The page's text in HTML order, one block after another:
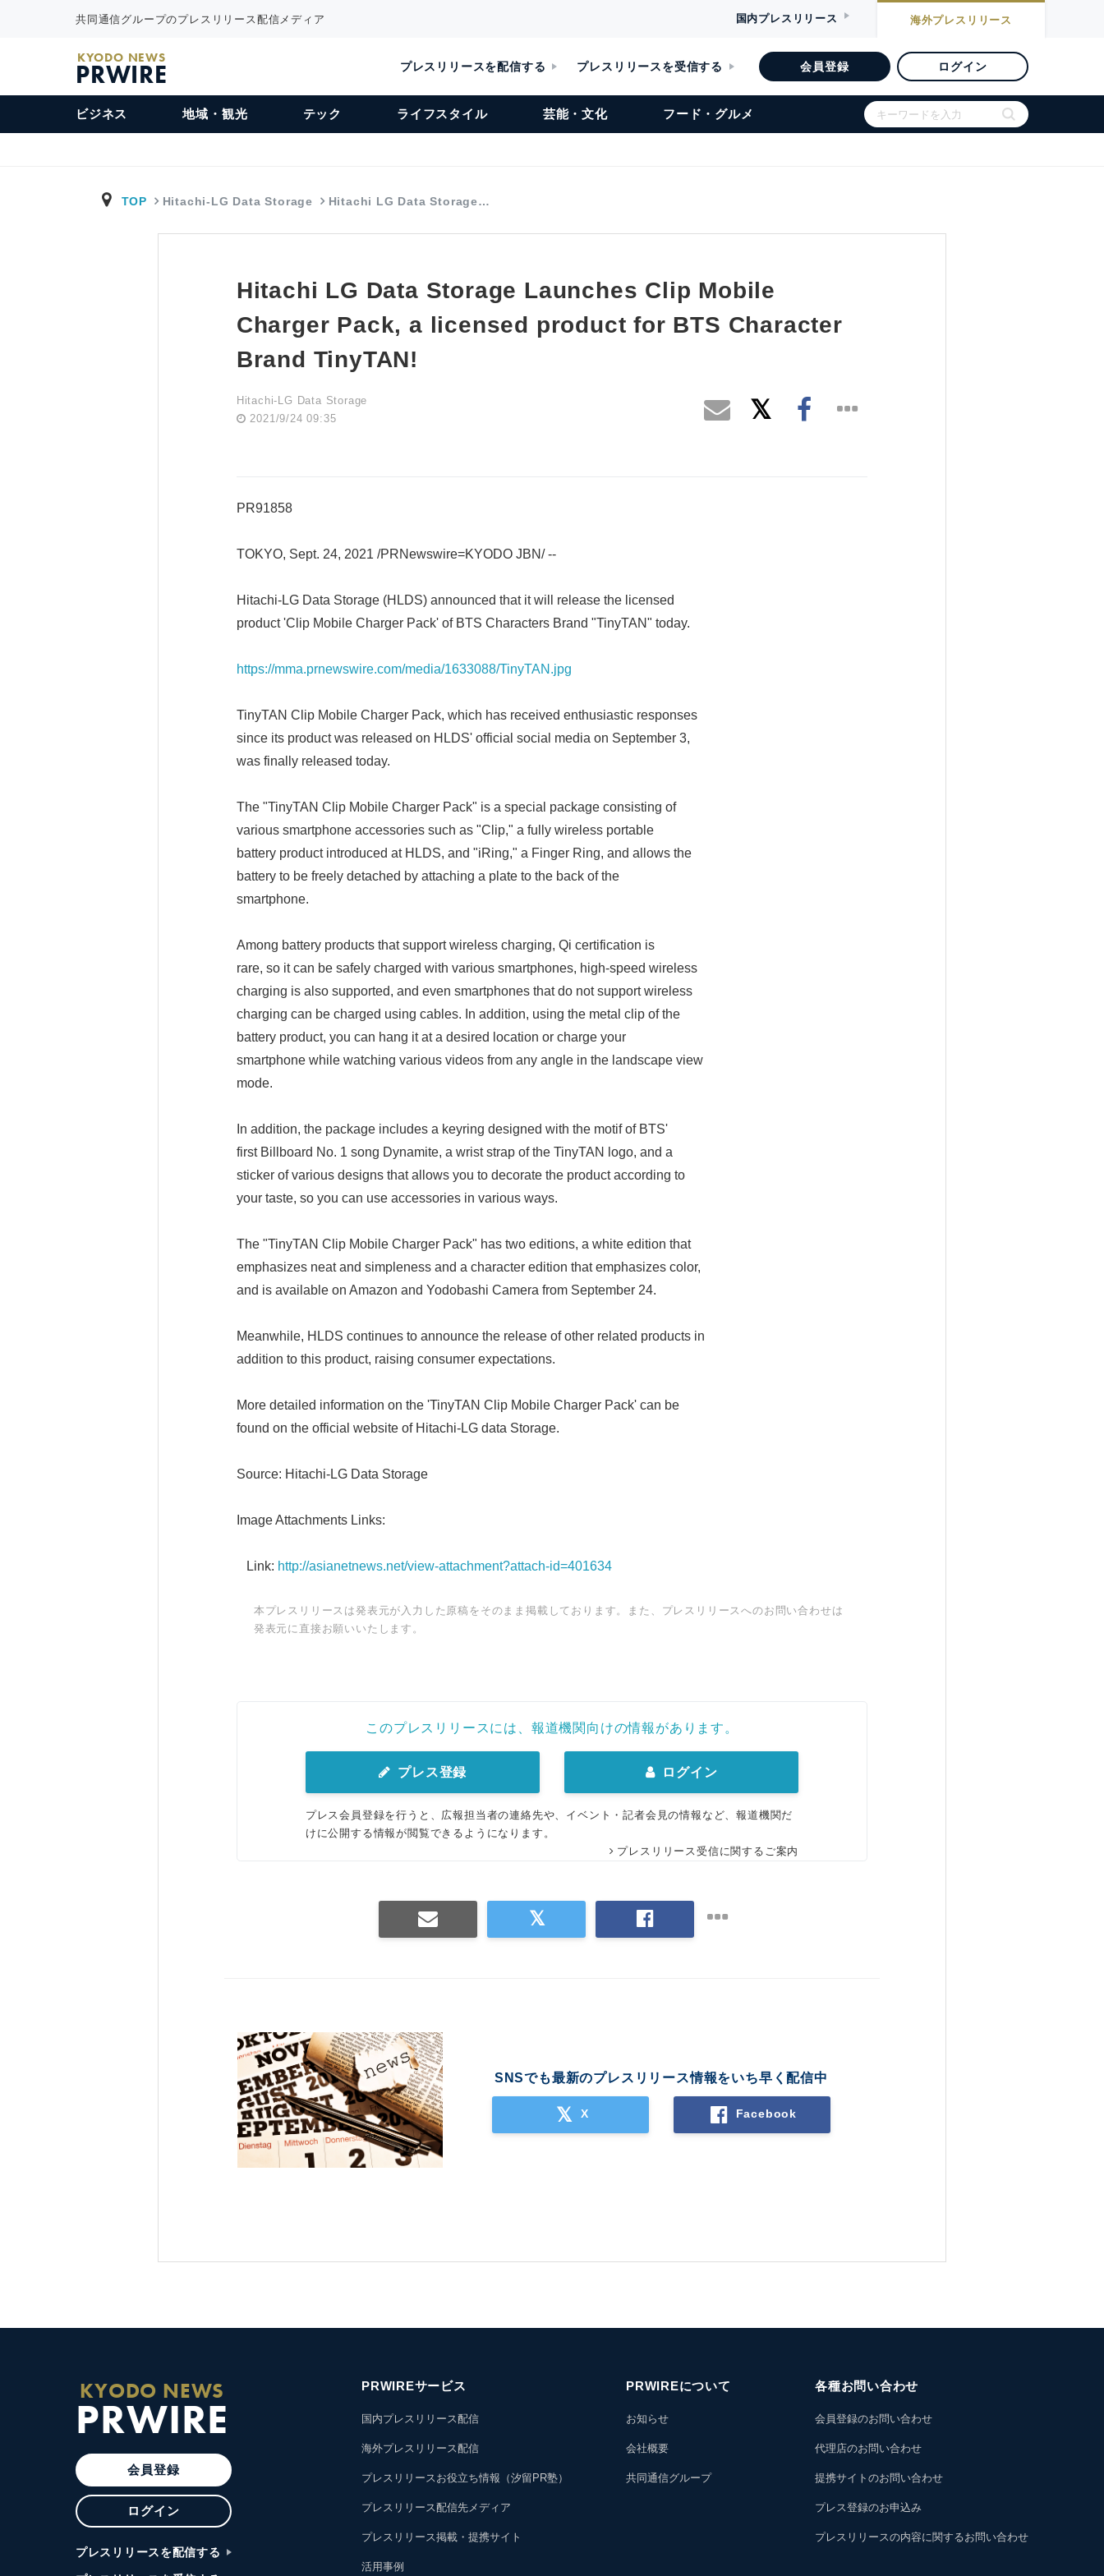
共同通信グループのプレスリリース配信メディア 国内プレスリリース 海外プレスリリース
KYODO NEWS
PRWIRE プレスリリースを配信する プレスリリースを受信する 会員登録 ログイン
ビジネス 地域・観光 テック ライフスタイル 芸能・文化 フード・グルメ
TOP Hitachi-LG Data Storage Hitachi LG Data Storage…
Hitachi LG Data Storage Launches Clip Mobile
Charger Pack, a licensed product for BTS Character
Brand TinyTAN!
Hitachi-LG Data Storage
2021/9/24 09:35
PR91858
TOKYO, Sept. 24, 2021 /PRNewswire=KYODO JBN/ --
Hitachi-LG Data Storage (HLDS) announced that it will release the licensed
product 'Clip Mobile Charger Pack' of BTS Characters Brand "TinyTAN" today.
https://mma.prnewswire.com/media/1633088/TinyTAN.jpg
TinyTAN Clip Mobile Charger Pack, which has received enthusiastic responses
since its product was released on HLDS' official social media on September 3,
was finally released today.
The "TinyTAN Clip Mobile Charger Pack" is a special package consisting of
various smartphone accessories such as "Clip," a fully wireless portable
battery product introduced at HLDS, and "iRing," a Finger Ring, and allows the
battery to be freely detached by attaching a plate to the back of the
smartphone.
Among battery products that support wireless charging, Qi certification is
rare, so it can be safely charged with various smartphones, high-speed wireless
charging is also supported, and even smartphones that do not support wireless
charging can be charged using cables. In addition, using the metal clip of the
battery product, you can hang it at a desired location or charge your
smartphone while watching various videos from any angle in the landscape view
mode.
In addition, the package includes a keyring designed with the motif of BTS'
first Billboard No. 1 song Dynamite, a wrist strap of the TinyTAN logo, and a
sticker of various designs that allows you to decorate the product according to
your taste, so you can use accessories in various ways.
The "TinyTAN Clip Mobile Charger Pack" has two editions, a white edition that
emphasizes neat and simpleness and a character edition that emphasizes color,
and is available on Amazon and Yodobashi Camera from September 24.
Meanwhile, HLDS continues to announce the release of other related products in
addition to this product, raising consumer expectations.
More detailed information on the 'TinyTAN Clip Mobile Charger Pack' can be
found on the official website of Hitachi-LG data Storage.
Source: Hitachi-LG Data Storage
Image Attachments Links:
Link: http://asianetnews.net/view-attachment?attach-id=401634
本プレスリリースは発表元が入力した原稿をそのまま掲載しております。また、プレスリリースへのお問い合わせは
発表元に直接お願いいたします。
このプレスリリースには、報道機関向けの情報があります。
プレス登録 ログイン
プレス会員登録を行うと、広報担当者の連絡先や、イベント・記者会見の情報など、報道機関だ
けに公開する情報が閲覧できるようになります。
プレスリリース受信に関するご案内
SNSでも最新のプレスリリース情報をいち早く配信中
X Facebook
KYODO NEWS
PRWIRE
会員登録
ログイン
プレスリリースを配信する
PRWIREサービス
国内プレスリリース配信
海外プレスリリース配信
プレスリリースお役立ち情報（汐留PR塾）
プレスリリース配信先メディア
プレスリリース掲載・提携サイト
活用事例
PRWIREについて
お知らせ
会社概要
共同通信グループ
各種お問い合わせ
会員登録のお問い合わせ
代理店のお問い合わせ
提携サイトのお問い合わせ
プレス登録のお申込み
プレスリリースの内容に関するお問い合わせ
Japanese